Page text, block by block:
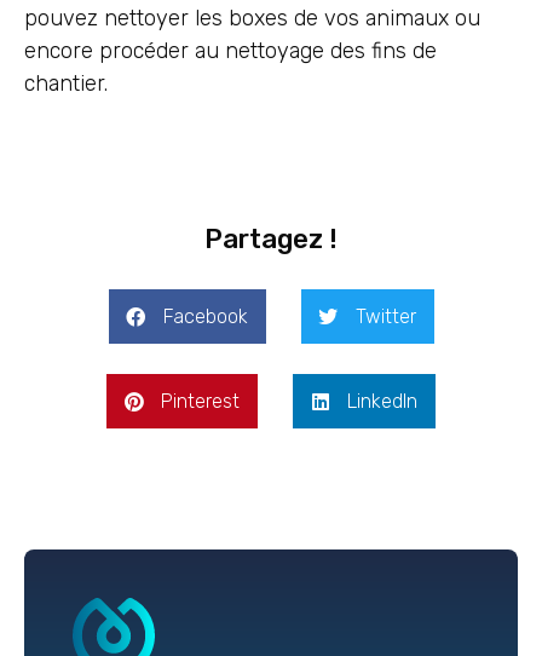
pouvez nettoyer les boxes de vos animaux ou
encore procéder au nettoyage des fins de
chantier.
Partagez !
Facebook Twitter
Pinterest LinkedIn